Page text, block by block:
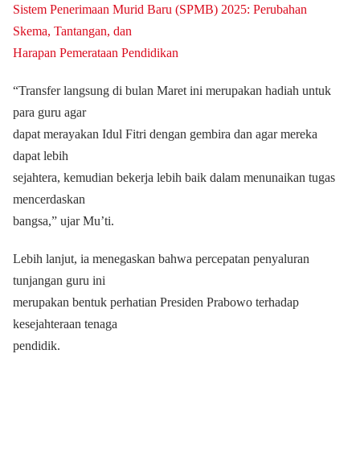
Sistem Penerimaan Murid Baru (SPMB) 2025: Perubahan
Skema, Tantangan, dan
Harapan Pemerataan Pendidikan
“Transfer langsung di bulan Maret ini merupakan hadiah untuk
para guru agar
dapat merayakan Idul Fitri dengan gembira dan agar mereka
dapat lebih
sejahtera, kemudian bekerja lebih baik dalam menunaikan tugas
mencerdaskan
bangsa,” ujar Mu’ti.
Lebih lanjut, ia menegaskan bahwa percepatan penyaluran
tunjangan guru ini
merupakan bentuk perhatian Presiden Prabowo terhadap
kesejahteraan tenaga
pendidik.